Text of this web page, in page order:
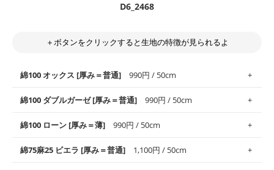
D6_2468
＋ボタンをクリックすると生地の特徴が見られるよ
綿100 オックス [厚み＝普通] 990円 / 50cm
使いやすさNo.1！しなやかさと適度な張りを併せ持ち、通気性の
高さがオックス生地の特徴です。当サイトのオックス生地は、
般にお使いいただけます。
綿100 ダブルガーゼ [厚み＝普通] 990円 / 50cm
柔らかくふんわりとした肌触りが特徴です。ベビー用品やハンカ
チなど直接肌に触れるアイテムに最適です。高い吸湿性・通気性
綿100 ローン [厚み＝薄] 990円 / 50cm
綿75麻25 ビエラ [厚み＝普通] 1,100円 / 50cm